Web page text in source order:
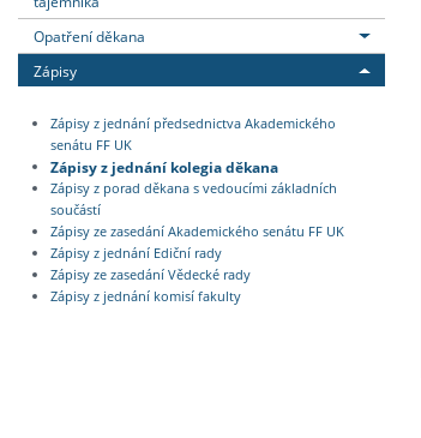
Opatření děkana
Zápisy
Zápisy z jednání předsednictva Akademického
senátu FF UK
Zápisy z jednání kolegia děkana
Zápisy z porad děkana s vedoucími základních
součástí
Zápisy ze zasedání Akademického senátu FF UK
Zápisy z jednání Ediční rady
Zápisy ze zasedání Vědecké rady
Zápisy z jednání komisí fakulty